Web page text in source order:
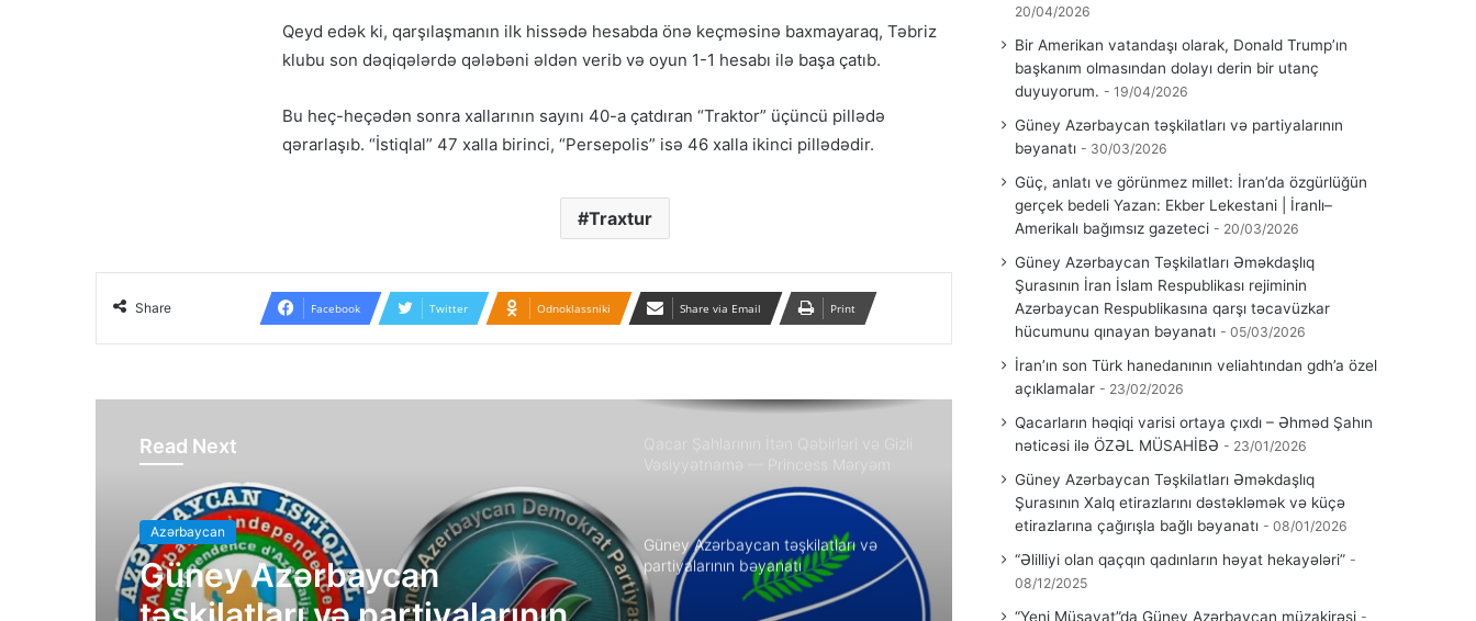
Qeyd edək ki, qarşılaşmanın ilk hissədə hesabda önə keçməsinə baxmayaraq, Təbriz
klubu son dəqiqələrdə qələbəni əldən verib və oyun 1-1 hesabı ilə başa çatıb.
Bu heç-heçədən sonra xallarının sayını 40-a çatdıran “Traktor” üçüncü pillədə
qərarlaşıb. “İstiqlal” 47 xalla birinci, “Persepolis” isə 46 xalla ikinci pillədədir.
Traxtur
Share Facebook Twitter Odnoklassniki Share via Email Print
Read Next
Azərbaycan
Güney Azərbaycan
Əməkdaşlıq Şurasının Xalq etirazlarını
çağırışla bağlı bəyanatı
“Əlilliyi olan qaçqın qadınların həyat
Azərbaycanlı məhbuslar Evin
Fəruqi Qacar ilə Özəl Müsahibə
Güney Azərbaycan təşkilatları və
partiyalarının bəyanatı
20/04/2026
Bir Amerikan vatandaşı olarak, Donald Trump’ın
başkanım olmasından dolayı derin bir utanç
duyuyorum.
19/04/2026
Güney Azərbaycan təşkilatları və partiyalarının
bəyanatı
30/03/2026
Güç, anlatı ve görünmez millet: İran’da özgürlüğün
gerçek bedeli Yazan: Ekber Lekestani | İranlı–
Amerikalı bağımsız gazeteci
20/03/2026
Güney Azərbaycan Təşkilatları Əməkdaşlıq
Şurasının İran İslam Respublikası rejiminin
Azərbaycan Respublikasına qarşı təcavüzkar
hücumunu qınayan bəyanatı
05/03/2026
İran’ın son Türk hanedanının veliahtından gdh’a özel
açıklamalar
23/02/2026
Qacarların həqiqi varisi ortaya çıxdı – Əhməd Şahın
nəticəsi ilə ÖZƏL MÜSAHİBƏ
23/01/2026
Güney Azərbaycan Təşkilatları Əməkdaşlıq
Şurasının Xalq etirazlarını dəstəkləmək və küçə
etirazlarına çağırışla bağlı bəyanatı
08/01/2026
“Əlilliyi olan qaçqın qadınların həyat hekayələri”
08/12/2025
“Yeni Müsavat”da Güney Azərbaycan müzakirəsi